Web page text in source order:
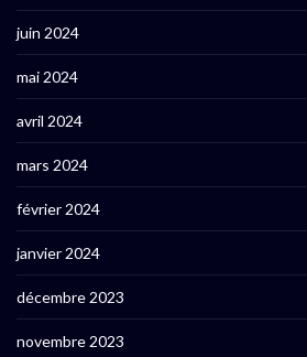
juin 2024
mai 2024
avril 2024
mars 2024
février 2024
janvier 2024
décembre 2023
novembre 2023